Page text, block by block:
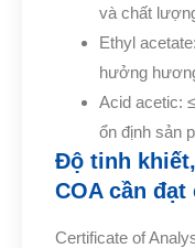
và chất
Ethyl
hưởng
Acid acetic:
ổn định sản
Độ tinh
COA cần đạt
Certificate of